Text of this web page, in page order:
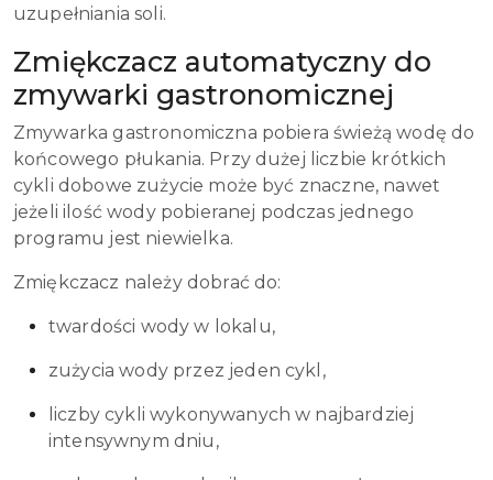
uzupełniania soli.
Zmiękczacz automatyczny do
zmywarki gastronomicznej
Zmywarka gastronomiczna pobiera świeżą wodę do
końcowego płukania. Przy dużej liczbie krótkich
cykli dobowe zużycie może być znaczne, nawet
jeżeli ilość wody pobieranej podczas jednego
programu jest niewielka.
Zmiękczacz należy dobrać do:
twardości wody w lokalu,
zużycia wody przez jeden cykl,
liczby cykli wykonywanych w najbardziej
intensywnym dniu,